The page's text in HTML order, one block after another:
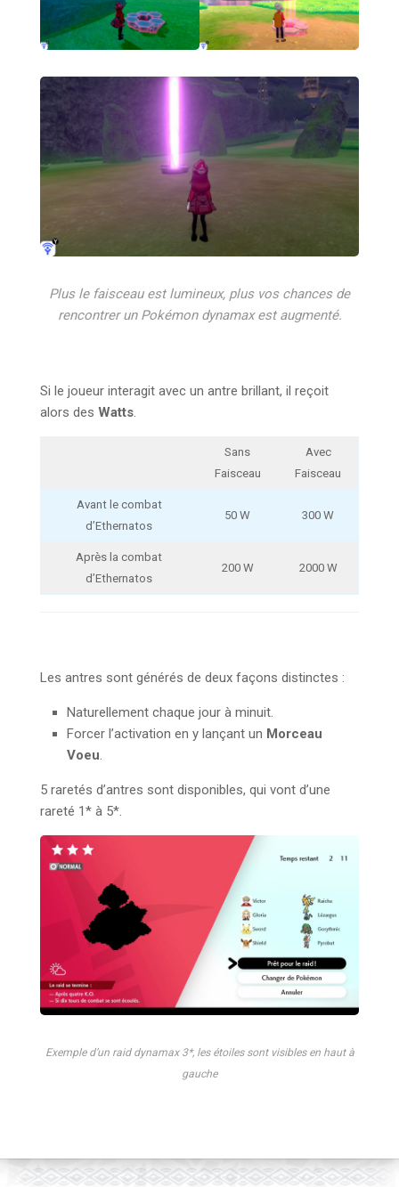
Plus le faisceau est lumineux, plus vos chances de
rencontrer un Pokémon dynamax est augmenté.
Si le joueur interagit avec un antre brillant, il reçoit
alors des Watts.
Sans
Faisceau
Avec
Faisceau
Avant le combat
d’Ethernatos
50 W 300 W
Après la combat
d’Ethernatos
200 W 2000 W
Les antres sont générés de deux façons distinctes :
Naturellement chaque jour à minuit.
Forcer l’activation en y lançant un Morceau
Voeu.
5 raretés d’antres sont disponibles, qui vont d’une
rareté 1* à 5*.
Exemple d’un raid dynamax 3*, les étoiles sont visibles en haut à
gauche